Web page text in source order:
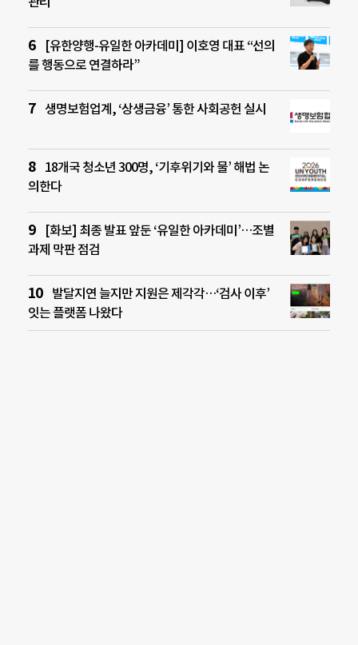
[유한양행-유일한 아카데미] 이호영 대표 “선의
를 행동으로 연결하라”
생명보험업계, ‘상생금융’ 통한 사회공헌 실시
18개국 청소년 300명, ‘기후위기와 물’ 해법 논
의한다
[화보] 최종 발표 앞둔 ‘유일한 아카데미’…조별
과제 막판 점검
발달지연 늘지만 지원은 제각각…‘검사 이후’
잇는 플랫폼 나왔다